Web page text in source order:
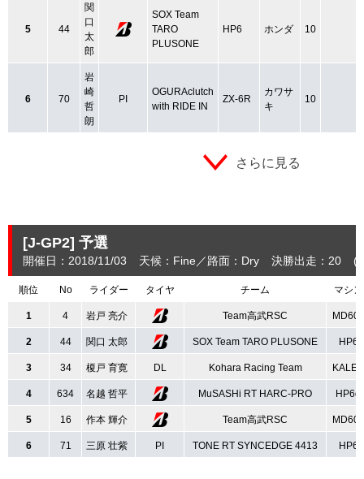
5 44
関
口
太
郎
SOX Team
TARO
PLUSONE
HP6 ホンダ 10
6 70
岩
崎
哲
朗
PI
OGURAclutch
with RIDE IN
ZX-6R
カワサ
キ
10
さらに見る
[J-GP2] 予選
開催日：2018/11/03 天候：Fine 路面：Dry 決勝出走：20
順位 No ライダー タイヤ チーム マシン
1 4 岩戸 亮介 Team高武RSC MD600
2 44 関口 太郎 SOX Team TARO PLUSONE HP6
3 34 榎戸 育寛 DL Kohara Racing Team KALEX
4 634 名越 哲平 MuSASHi RT HARC-PRO HP6q
5 16 作本 輝介 Team高武RSC MD600
6 71 三原 壮紫 PI TONE RT SYNCEDGE 4413 HP6